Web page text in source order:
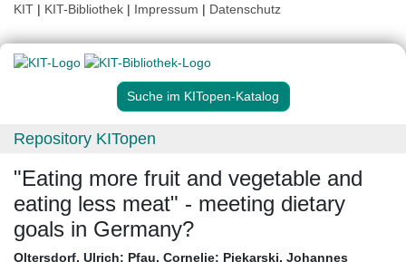
KIT | KIT-Bibliothek | Impressum | Datenschutz
Suche im KITopen-Katalog
Repository KITopen
"Eating more fruit and vegetable and
eating less meat" - meeting dietary
goals in Germany?
Oltersdorf, Ulrich; Pfau, Cornelie; Piekarski, Johannes